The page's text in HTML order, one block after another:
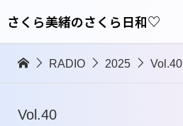
さくら美緒のさくら日和♡
RADIO 2025 Vol.40
Vol.40